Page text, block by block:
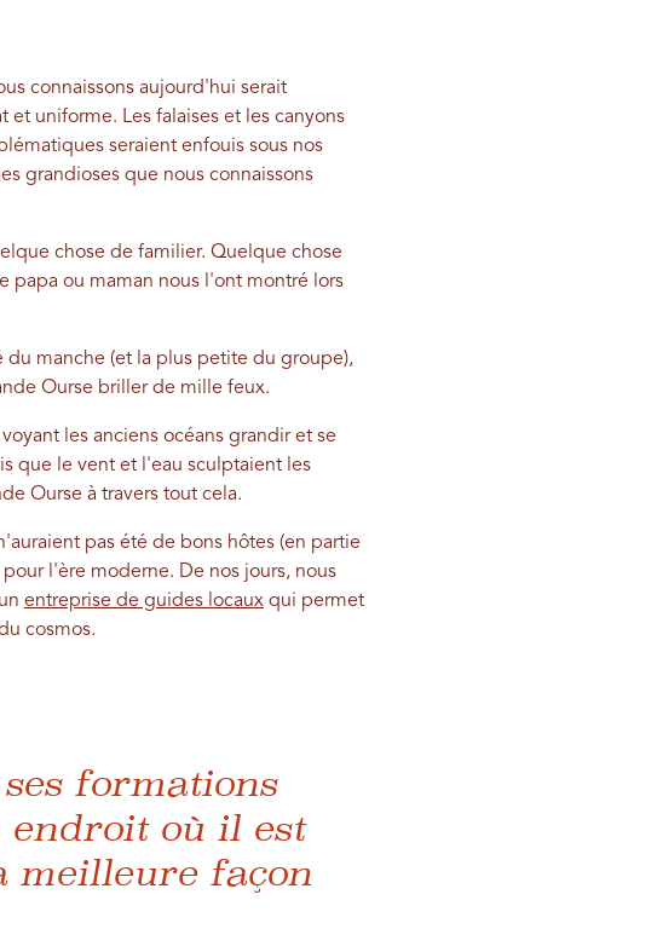
connaissons aujourd'hui serait
uniforme. Les falaises et les canyons
seraient enfouis sous nos
grandioses que nous connaissons
chose de familier. Quelque chose
papa ou maman nous l'ont montré lors
manche (et la plus petite du groupe),
Ourse briller de mille feux.
les anciens océans grandir et se
que le vent et l'eau sculptaient les
Ourse à travers tout cela.
pas été de bons hôtes (en partie
l'ère moderne. De nos jours, nous
entreprise de guides locauxqui permet
cosmos.
formations
endroit où il est
meilleure façon